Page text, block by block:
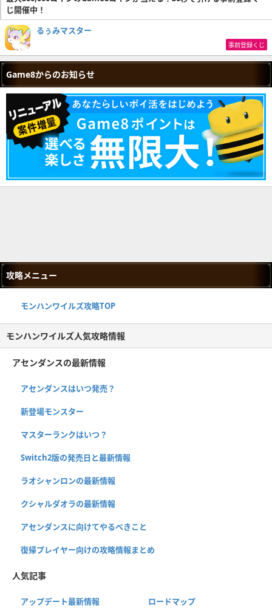
じ開催中！
るぅみマスター
事前登録くじ
Game8からのお知らせ
攻略メニュー
モンハンワイルズ攻略TOP
モンハンワイルズ人気攻略情報
アセンダンスの最新情報
アセンダンスはいつ発売？
新登場モンスター
マスターランクはいつ？
Switch2版の発売日と最新情報
ラオシャンロンの最新情報
クシャルダオラの最新情報
アセンダンスに向けてやるべきこと
復帰プレイヤー向けの攻略情報まとめ
人気記事
アップデート最新情報 ロードマップ